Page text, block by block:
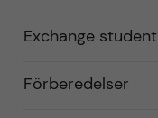
Exchange student
Förberedelser